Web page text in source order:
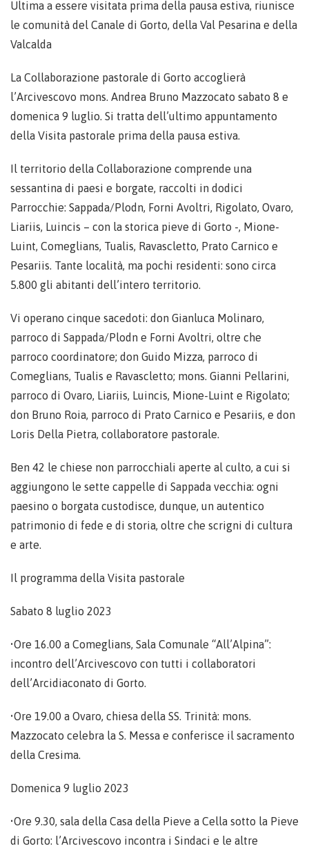
Ultima a essere visitata prima della pausa estiva, riunisce
le comunità del Canale di Gorto, della Val Pesarina e della
Valcalda
La Collaborazione pastorale di Gorto accoglierà
l’Arcivescovo mons. Andrea Bruno Mazzocato sabato 8 e
domenica 9 luglio. Si tratta dell’ultimo appuntamento
della Visita pastorale prima della pausa estiva.
Il territorio della Collaborazione comprende una
sessantina di paesi e borgate, raccolti in dodici
Parrocchie: Sappada/Plodn, Forni Avoltri, Rigolato, Ovaro,
Liariis, Luincis – con la storica pieve di Gorto -, Mione-
Luint, Comeglians, Tualis, Ravascletto, Prato Carnico e
Pesariis. Tante località, ma pochi residenti: sono circa
5.800 gli abitanti dell’intero territorio.
Vi operano cinque sacedoti: don Gianluca Molinaro,
parroco di Sappada/Plodn e Forni Avoltri, oltre che
parroco coordinatore; don Guido Mizza, parroco di
Comeglians, Tualis e Ravascletto; mons. Gianni Pellarini,
parroco di Ovaro, Liariis, Luincis, Mione-Luint e Rigolato;
don Bruno Roia, parroco di Prato Carnico e Pesariis, e don
Loris Della Pietra, collaboratore pastorale.
Ben 42 le chiese non parrocchiali aperte al culto, a cui si
aggiungono le sette cappelle di Sappada vecchia: ogni
paesino o borgata custodisce, dunque, un autentico
patrimonio di fede e di storia, oltre che scrigni di cultura
e arte.
Il programma della Visita pastorale
Sabato 8 luglio 2023
•Ore 16.00 a Comeglians, Sala Comunale “All’Alpina”:
incontro dell’Arcivescovo con tutti i collaboratori
dell’Arcidiaconato di Gorto.
•Ore 19.00 a Ovaro, chiesa della SS. Trinità: mons.
Mazzocato celebra la S. Messa e conferisce il sacramento
della Cresima.
Domenica 9 luglio 2023
•Ore 9.30, sala della Casa della Pieve a Cella sotto la Pieve
di Gorto: l’Arcivescovo incontra i Sindaci e le altre